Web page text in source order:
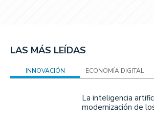
LAS MÁS LEÍDAS
INNOVACIÓN ECONOMÍA DIGITAL
La inteligencia
modernización de